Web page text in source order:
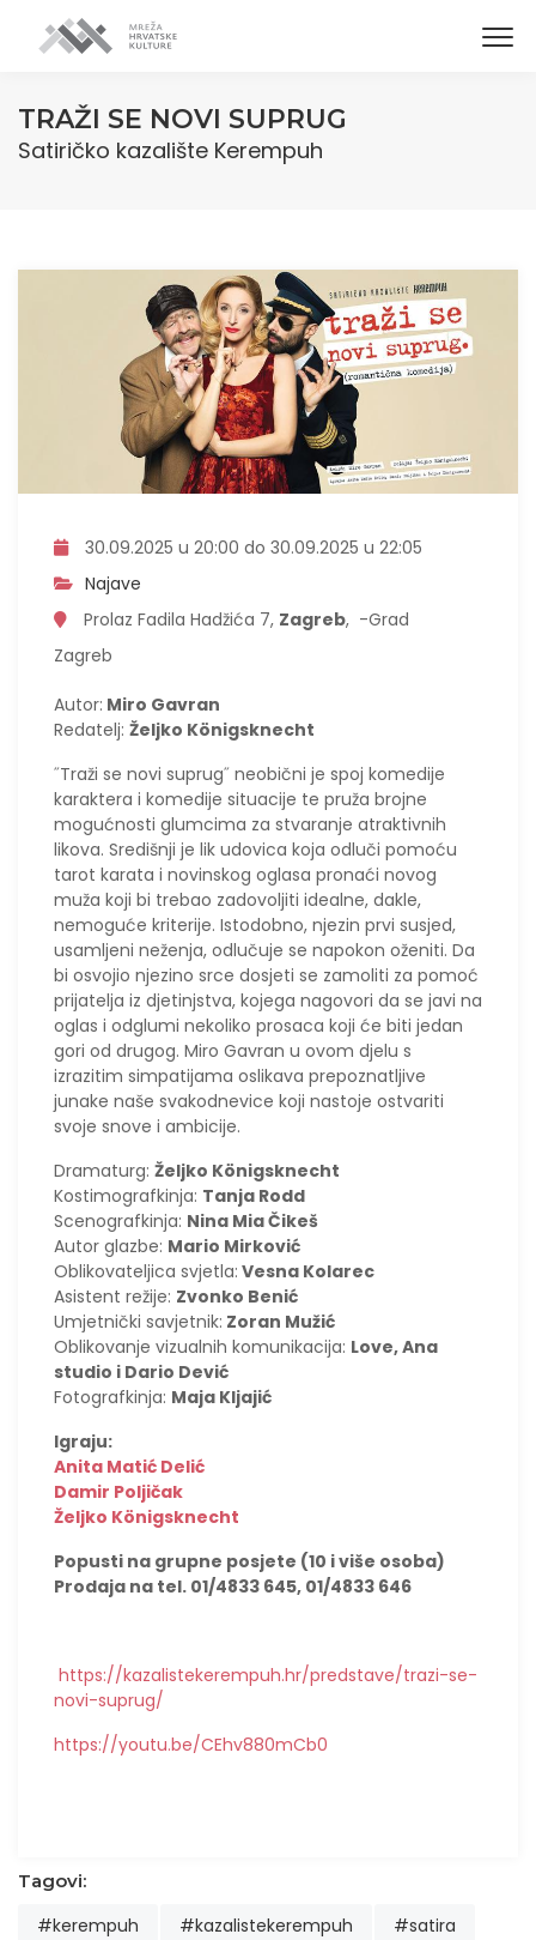
TRAŽI SE NOVI SUPRUG
Satiričko kazalište Kerempuh
30.09.2025 u 20:00 do 30.09.2025 u 22:05
Najave
Prolaz Fadila Hadžića 7, Zagreb, -Grad
Zagreb
Autor: Miro Gavran
Redatelj: Željko Königsknecht
˝Traži se novi suprug˝ neobični je spoj komedije
karaktera i komedije situacije te pruža brojne
mogućnosti glumcima za stvaranje atraktivnih
likova. Središnji je lik udovica koja odluči pomoću
tarot karata i novinskog oglasa pronaći novog
muža koji bi trebao zadovoljiti idealne, dakle,
nemoguće kriterije. Istodobno, njezin prvi susjed,
usamljeni neženja, odlučuje se napokon oženiti. Da
bi osvojio njezino srce dosjeti se zamoliti za pomoć
prijatelja iz djetinjstva, kojega nagovori da se javi na
oglas i odglumi nekoliko prosaca koji će biti jedan
gori od drugog. Miro Gavran u ovom djelu s
izrazitim simpatijama oslikava prepoznatljive
junake naše svakodnevice koji nastoje ostvariti
svoje snove i ambicije.
Dramaturg: Željko Königsknecht
Kostimografkinja: Tanja Rodd
Scenografkinja: Nina Mia Čikeš
Autor glazbe: Mario Mirković
Oblikovateljica svjetla: Vesna Kolarec
Asistent režije: Zvonko Benić
Umjetnički savjetnik: Zoran Mužić
Oblikovanje vizualnih komunikacija: Love, Ana
studio i Dario Dević
Fotografkinja: Maja Kljajić
Igraju:
Anita Matić Delić
Damir Poljičak
Željko Königsknecht
Popusti na grupne posjete (10 i više osoba)
Prodaja na tel. 01/4833 645, 01/4833 646
https://kazalistekerempuh.hr/predstave/trazi-se-
novi-suprug/
https://youtu.be/CEhv880mCb0
Tagovi:
#kerempuh #kazalistekerempuh
#satira